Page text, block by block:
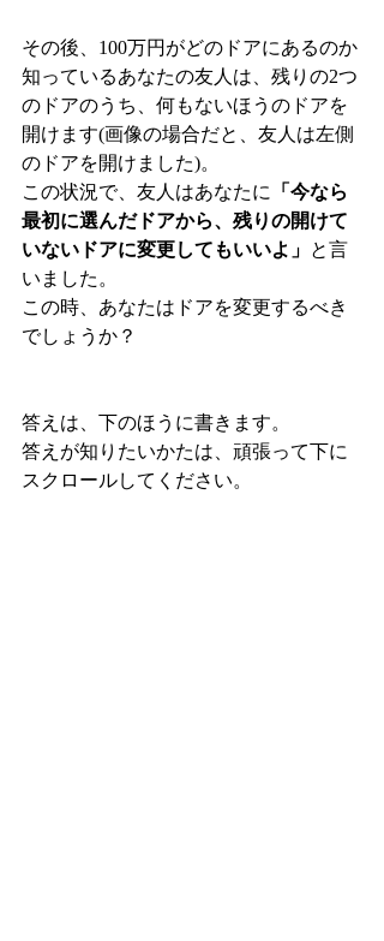
その後、100万円がどのドアにあるのか
知っているあなたの友人は、残りの2つ
のドアのうち、何もないほうのドアを
開けます(画像の場合だと、友人は左側
のドアを開けました)。
この状況で、友人はあなたに
「今なら
最初に選んだドアから、残りの開けて
いないドアに変更してもいいよ」 と言
いました。
この時、あなたはドアを変更するべき
でしょうか？
答えは、下のほうに書きます。
答えが知りたいかたは、頑張って下に
スクロールしてください。